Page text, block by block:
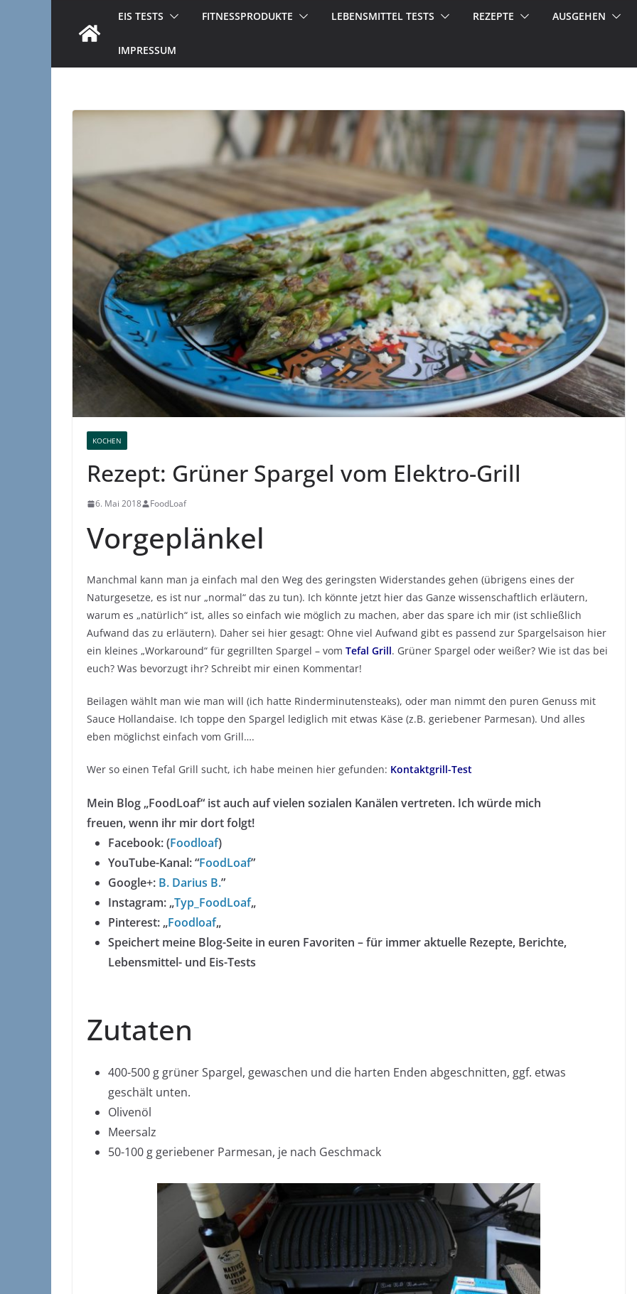
EIS TESTS FITNESSPRODUKTE LEBENSMITTEL TESTS REZEPTE AUSGEHEN
IMPRESSUM
KOCHEN
Rezept: Grüner Spargel vom Elektro-Grill
6. Mai 2018 FoodLoaf
Vorgeplänkel
Manchmal kann man ja einfach mal den Weg des geringsten Widerstandes gehen (übrigens eines der
Naturgesetze, es ist nur „normal“ das zu tun). Ich könnte jetzt hier das Ganze wissenschaftlich erläutern,
warum es „natürlich“ ist, alles so einfach wie möglich zu machen, aber das spare ich mir (ist schließlich
Aufwand das zu erläutern). Daher sei hier gesagt: Ohne viel Aufwand gibt es passend zur Spargelsaison hier
ein kleines „Workaround“ für gegrillten Spargel – vom Tefal Grill. Grüner Spargel oder weißer? Wie ist das bei
euch? Was bevorzugt ihr? Schreibt mir einen Kommentar!
Beilagen wählt man wie man will (ich hatte Rinderminutensteaks), oder man nimmt den puren Genuss mit
Sauce Hollandaise. Ich toppe den Spargel lediglich mit etwas Käse (z.B. geriebener Parmesan). Und alles
eben möglichst einfach vom Grill….
Wer so einen Tefal Grill sucht, ich habe meinen hier gefunden: Kontaktgrill-Test
Mein Blog „FoodLoaf“ ist auch auf vielen sozialen Kanälen vertreten. Ich würde mich
freuen, wenn ihr mir dort folgt!
Facebook: (Foodloaf)
YouTube-Kanal: “FoodLoaf”
Google+: B. Darius B.”
Instagram: „Typ_FoodLoaf„
Pinterest: „Foodloaf„
Speichert meine Blog-Seite in euren Favoriten – für immer aktuelle Rezepte, Berichte,
Lebensmittel- und Eis-Tests
Zutaten
400-500 g grüner Spargel, gewaschen und die harten Enden abgeschnitten, ggf. etwas
geschält unten.
Olivenöl
Meersalz
50-100 g geriebener Parmesan, je nach Geschmack